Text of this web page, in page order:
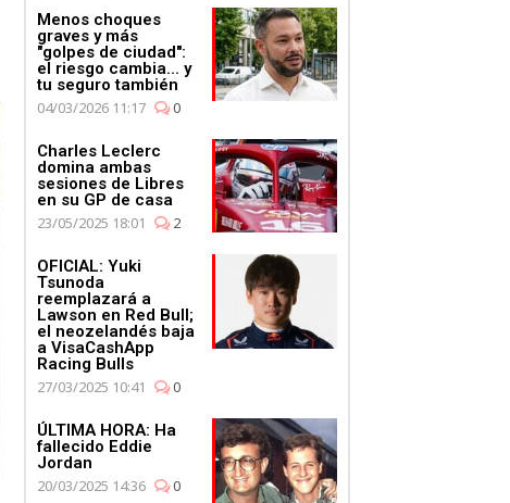
Menos choques
graves y más
"golpes de ciudad":
el riesgo cambia... y
tu seguro también
04/03/2026 11:17
0
Charles Leclerc
domina ambas
sesiones de Libres
en su GP de casa
23/05/2025 18:01
2
OFICIAL: Yuki
Tsunoda
reemplazará a
Lawson en Red Bull;
el neozelandés baja
a VisaCashApp
Racing Bulls
27/03/2025 10:41
0
ÚLTIMA HORA: Ha
fallecido Eddie
Jordan
20/03/2025 14:36
0